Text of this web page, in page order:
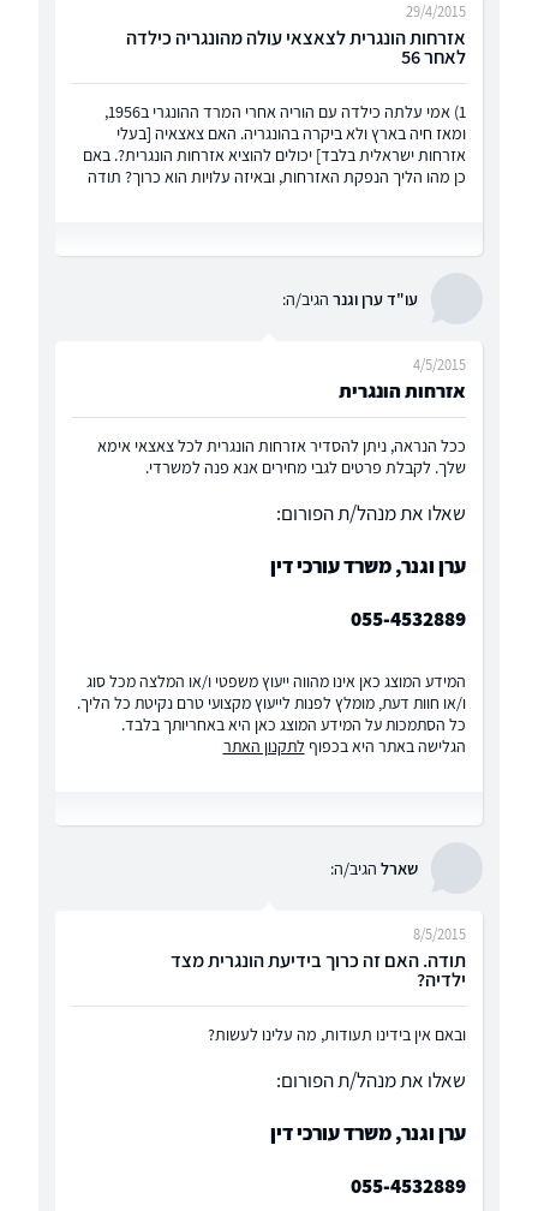
אזרחות הונגרית לצאצאי עולה מהונגריה כילדה
לאחר 56
29/4/2015
1) אמי עלתה כילדה עם הוריה אחרי המרד ההונגרי ב1956,
ומאז חיה בארץ ולא ביקרה בהונגריה. האם צאצאיה [בעלי
אזרחות ישראלית בלבד] יכולים להוציא אזרחות הונגרית?. באם
כן מהו הליך הנפקת האזרחות, ובאיזה עלויות הוא כרוך? תודה
עו"ד ערן וגנר הגיב/ה:
אזרחות הונגרית
4/5/2015
ככל הנראה, ניתן להסדיר אזרחות הונגרית לכל צאצאי אימא
שלך. לקבלת פרטים לגבי מחירים אנא פנה למשרדי.
שאלו את מנהל/ת הפורום:
ערן וגנר, משרד עורכי דין
055-4532889
המידע המוצג כאן אינו מהווה ייעוץ משפטי ו/או המלצה מכל סוג
ו/או חוות דעת, מומלץ לפנות לייעוץ מקצועי טרם נקיטת כל הליך.
כל הסתמכות על המידע המוצג כאן היא באחריותך בלבד.
הגלישה באתר היא בכפוף לתקנון האתר
שארל הגיב/ה:
תודה. האם זה כרוך בידיעת הונגרית מצד
ילדיה?
8/5/2015
ובאם אין בידינו תעודות, מה עלינו לעשות?
שאלו את מנהל/ת הפורום:
ערן וגנר, משרד עורכי דין
055-4532889